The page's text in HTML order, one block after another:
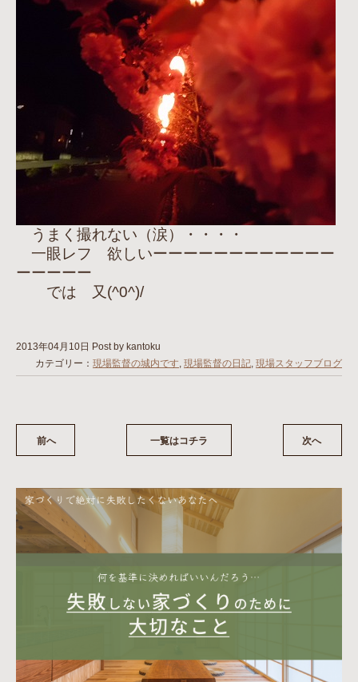
うまく撮れない（涙）・・・・
一眼レフ 欲しいーーーーーーーーーーーー
ーーーーー
では 又(^0^)/
2013年04月10日 Post by kantoku
カテゴリー： 現場監督の城内です, 現場監督の日記, 現場スタッフブログ
前へ 一覧はコチラ 次へ